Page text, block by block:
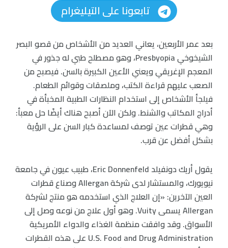
تابعونا على التيليغرام
بعد عمر الأربعين، يعاني العديد من الأشخاص من قصو البصر
الشيخوخي Presbyopia، وهو مصطلح طبي له جذور في
المعجم الإغريقي ويعني الأعين الكبيرة بالسن. فيصبح من
الصعب عليهم قراءة الكتب، وملصقات وقوائم الطعام.
فيلجأ الأشخاص إلى استخدام النظارات الطبية المخبأة في
أدراج المكاتب والشنط. ولكن الآن أصبح هناك أيضًا حل معبأ:
وهي قطرات عين توصف لمساعدة كبار السن على الرؤية
بشكل أفضل عن قرب.
يقول أريك دونفيلد Eric Donnenfeld، طبيب عيون في جامعة
نيويورك، والمستشار لدى شركة Allergan وصناع قطرات
العين الآخرين: «إن العلاج الذي استخدمه هو منتج لشركة
Allergan يسمى Vuity. وهو أول علاج من نوعه وصل إلى
الأسواق. وقد وافقت منظمة الغذاء والدواء الأمريكية
U.S. Food and Drug Administration على هذه القطرات